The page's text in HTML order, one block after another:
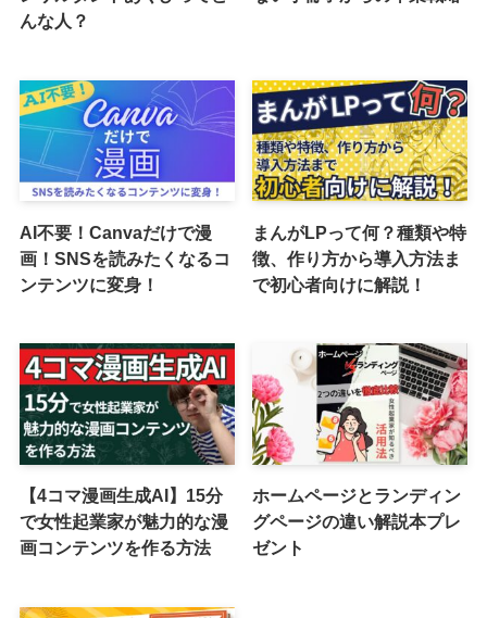
んな人？
AI不要！Canvaだけで漫
画！SNSを読みたくなるコ
ンテンツに変身！
まんがLPって何？種類や特
徴、作り方から導入方法ま
で初心者向けに解説！
【4コマ漫画生成AI】15分
で女性起業家が魅力的な漫
画コンテンツを作る方法
ホームページとランディン
グページの違い解説本プレ
ゼント